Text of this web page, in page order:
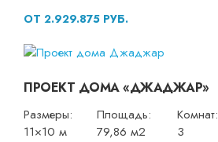
ОТ 2.929.875 РУБ.
ПРОЕКТ ДОМА «ДЖАДЖАР»
Размеры:
11×10 м
Площадь:
79,86 м2
Комнат:
3